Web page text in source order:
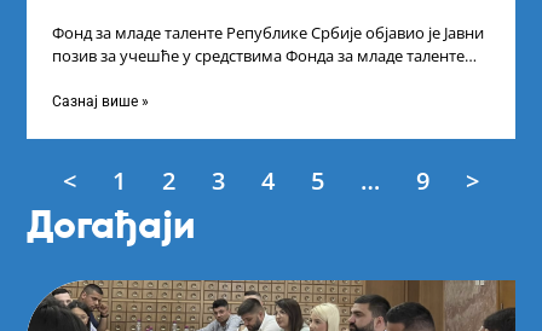
Фонд за младе таленте Републике Србије објавио је Јавни
позив за учешће у средствима Фонда за младе таленте
Сазнај више »
< 1 2 3 4 5 … 9 >
Догађаји